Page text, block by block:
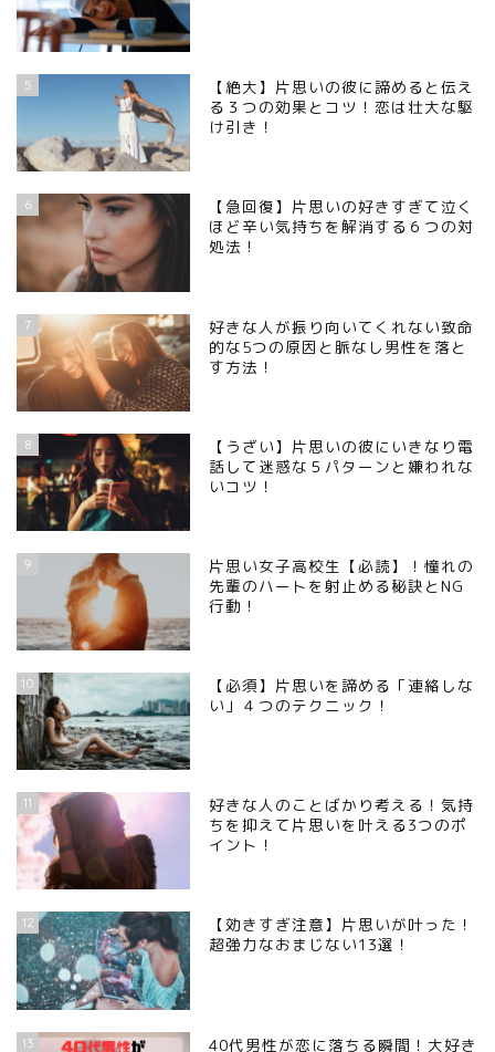
5
【絶大】片思いの彼に諦めると伝え
る３つの効果とコツ！恋は壮大な駆
け引き！
6
【急回復】片思いの好きすぎて泣く
ほど辛い気持ちを解消する６つの対
処法！
7
好きな人が振り向いてくれない致命
的な5つの原因と脈なし男性を落と
す方法！
8
【うざい】片思いの彼にいきなり電
話して迷惑な５パターンと嫌われな
いコツ！
9
片思い女子高校生【必読】！憧れの
先輩のハートを射止める秘訣とNG
行動！
10
【必須】片思いを諦める「連絡しな
い」４つのテクニック！
11
好きな人のことばかり考える！気持
ちを抑えて片思いを叶える3つのポ
イント！
12
【効きすぎ注意】片思いが叶った！
超強力なおまじない13選！
13 40代男性が恋に落ちる瞬間！大好き